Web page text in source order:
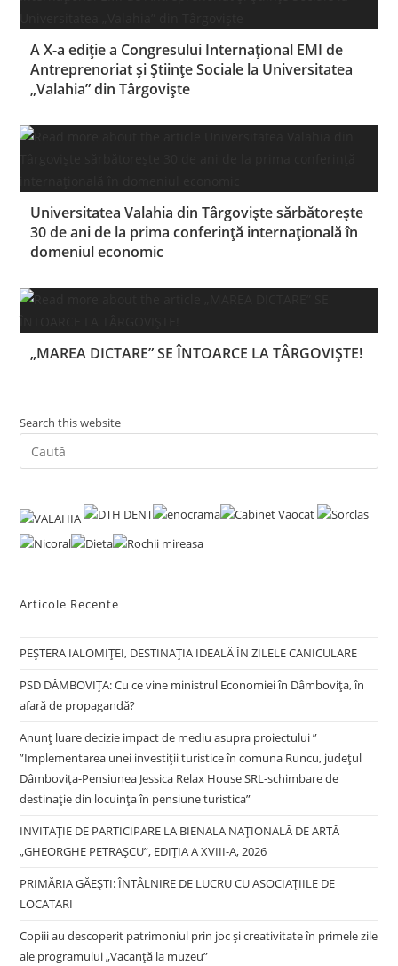
A X-a ediție a Congresului Internațional EMI de
Antreprenoriat și Științe Sociale la Universitatea
„Valahia” din Târgoviște
Universitatea Valahia din Târgoviște sărbătorește
30 de ani de la prima conferință internațională în
domeniul economic
„MAREA DICTARE” SE ÎNTOARCE LA TÂRGOVIȘTE!
Search this website
Articole Recente
PEȘTERA IALOMIȚEI, DESTINAȚIA IDEALĂ ÎN ZILELE CANICULARE
PSD DÂMBOVIȚA: Cu ce vine ministrul Economiei în Dâmbovița, în
afară de propagandă?
Anunț luare decizie impact de mediu asupra proiectului ”
”Implementarea unei investiții turistice în comuna Runcu, județul
Dâmbovița-Pensiunea Jessica Relax House SRL-schimbare de
destinație din locuința în pensiune turistica”
INVITAȚIE DE PARTICIPARE LA BIENALA NAȚIONALĂ DE ARTĂ
„GHEORGHE PETRAȘCU”, EDIŢIA A XVIII-A, 2026
PRIMĂRIA GĂEȘTI: ÎNTÂLNIRE DE LUCRU CU ASOCIAȚIILE DE
LOCATARI
Copiii au descoperit patrimoniul prin joc și creativitate în primele zile
ale programului „Vacanță la muzeu”